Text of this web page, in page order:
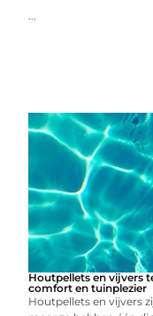
...
Houtpellets en vijvers
comfort en tuinplezier
Houtpellets en vijvers